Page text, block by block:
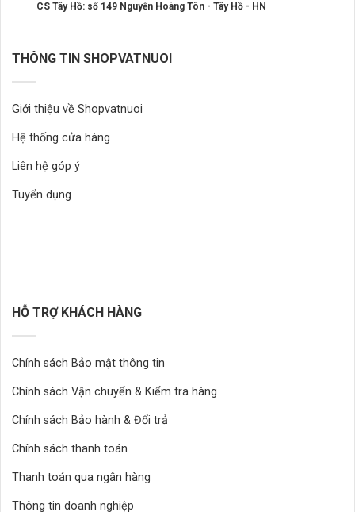
CS Tây Hồ: số 149 Nguyễn Hoàng Tôn - Tây Hồ - HN
THÔNG TIN SHOPVATNUOI
Giới thiệu về Shopvatnuoi
Hệ thống cửa hàng
Liên hệ góp ý
Tuyển dụng
HỖ TRỢ KHÁCH HÀNG
Chính sách Bảo mật thông tin
Chính sách Vận chuyển & Kiểm tra hàng
Chính sách Bảo hành & Đổi trả
Chính sách thanh toán
Thanh toán qua ngân hàng
Thông tin doanh nghiệp